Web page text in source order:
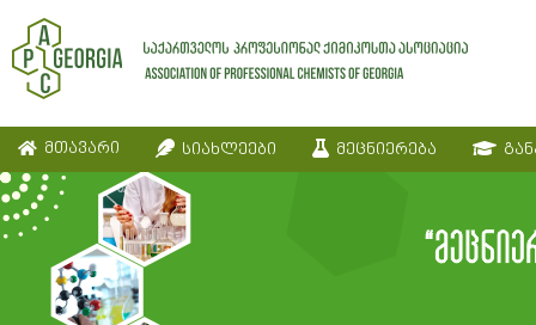
მთავარი სიახლეები მეცნიერება